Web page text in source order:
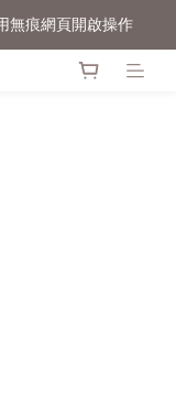
無痕網頁開啟操作